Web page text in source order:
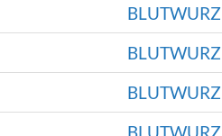
BLUTWURZ
BLUTWURZ
BLUTWURZ
BLUTWURZ